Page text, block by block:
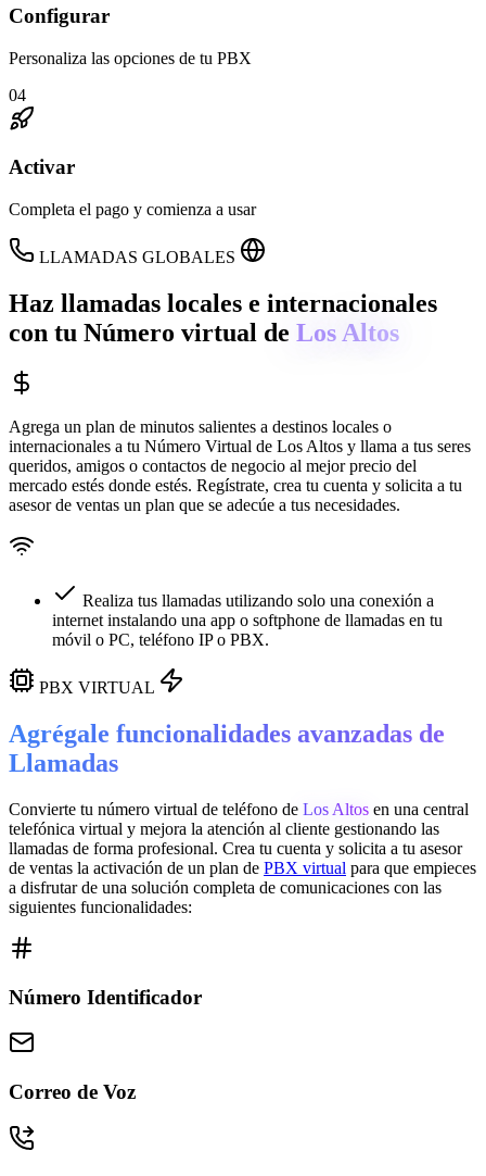
Configurar
Personaliza las opciones de tu PBX
04
Activar
Completa el pago y comienza a usar
LLAMADAS GLOBALES
Haz llamadas locales e internacionales
con tu Número virtual de Los Altos
Agrega un plan de minutos salientes a destinos locales o
internacionales a tu Número Virtual de Los Altos y llama a tus seres
queridos, amigos o contactos de negocio al mejor precio del
mercado estés donde estés. Regístrate, crea tu cuenta y solicita a tu
asesor de ventas un plan que se adecúe a tus necesidades.
Realiza tus llamadas utilizando solo una conexión a
internet instalando una app o softphone de llamadas en tu
móvil o PC, teléfono IP o PBX.
PBX VIRTUAL
Agrégale funcionalidades avanzadas de
Llamadas
Convierte tu número virtual de teléfono de Los Altos en una central
telefónica virtual y mejora la atención al cliente gestionando las
llamadas de forma profesional. Crea tu cuenta y solicita a tu asesor
de ventas la activación de un plan de PBX virtual para que empieces
a disfrutar de una solución completa de comunicaciones con las
siguientes funcionalidades:
Número Identificador
Correo de Voz